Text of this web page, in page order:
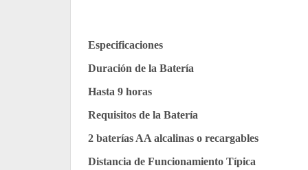
Especificaciones
Duración de la Batería
Hasta 9 horas
Requisitos de la Batería
2 baterías AA alcalinas o recargables
Distancia de Funcionamiento Típica